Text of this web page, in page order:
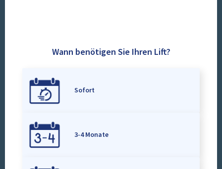
Wann benötigen Sie Ihren Lift?
Sofort
3-4 Monate